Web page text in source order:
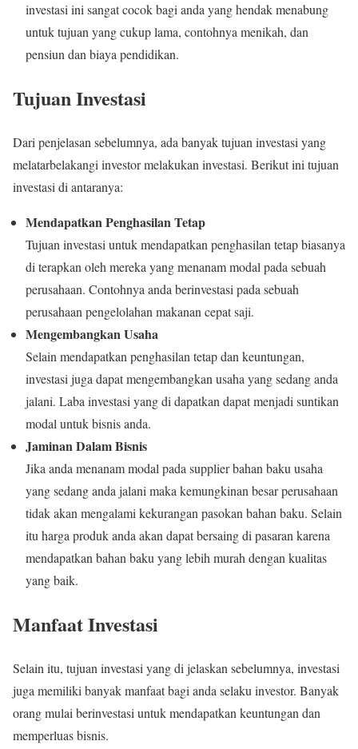
investasi ini sangat cocok bagi anda yang hendak menabung
untuk tujuan yang cukup lama, contohnya menikah, dan
pensiun dan biaya pendidikan.
Tujuan Investasi
Dari penjelasan sebelumnya, ada banyak tujuan investasi yang
melatarbelakangi investor melakukan investasi. Berikut ini tujuan
investasi di antaranya:
Mendapatkan Penghasilan Tetap
Tujuan investasi untuk mendapatkan penghasilan tetap biasanya
di terapkan oleh mereka yang menanam modal pada sebuah
perusahaan. Contohnya anda berinvestasi pada sebuah
perusahaan pengelolahan makanan cepat saji.
Mengembangkan Usaha
Selain mendapatkan penghasilan tetap dan keuntungan,
investasi juga dapat mengembangkan usaha yang sedang anda
jalani. Laba investasi yang di dapatkan dapat menjadi suntikan
modal untuk bisnis anda.
Jaminan Dalam Bisnis
Jika anda menanam modal pada supplier bahan baku usaha
yang sedang anda jalani maka kemungkinan besar perusahaan
tidak akan mengalami kekurangan pasokan bahan baku. Selain
itu harga produk anda akan dapat bersaing di pasaran karena
mendapatkan bahan baku yang lebih murah dengan kualitas
yang baik.
Manfaat Investasi
Selain itu, tujuan investasi yang di jelaskan sebelumnya, investasi
juga memiliki banyak manfaat bagi anda selaku investor. Banyak
orang mulai berinvestasi untuk mendapatkan keuntungan dan
memperluas bisnis.